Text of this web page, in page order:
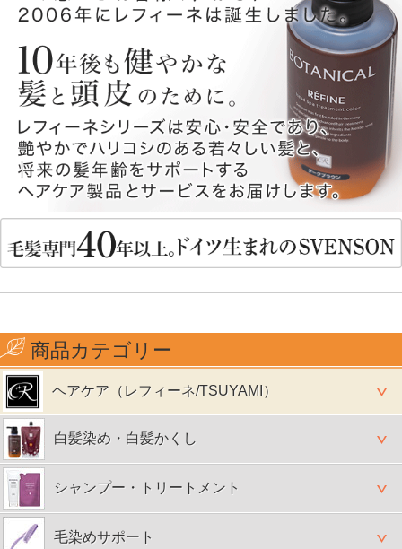
商品カテゴリー
ヘアケア（レフィーネ/TSUYAMI）
白髪染め・白髪かくし
シャンプー・トリートメント
毛染めサポート